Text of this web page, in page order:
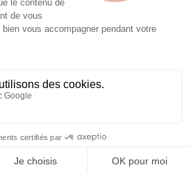
MENTIONS LÉGALES
GÉNÉRALES DE VENTES
- SIRET 839 791 795 000 25 -
Mentions légales